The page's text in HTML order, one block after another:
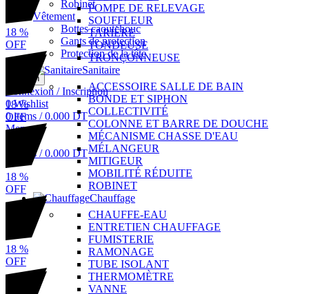
Robinet
Vêtement
Bottes caoutchouc
Gants de protection
Protection de la tête
Search
Connexion / Inscription
0Wishlist
0items / 0.000 DT
Menu
items / 0.000 DT
POMPE DE RELEVAGE
SOUFFLEUR
TARIÈRE
TONDEUSE
TRONÇONNEUSE
Sanitaire
ACCESSOIRE SALLE DE BAIN
BONDE ET SIPHON
COLLECTIVITÉ
COLONNE ET BARRE DE DOUCHE
MÉCANISME CHASSE D'EAU
MÉLANGEUR
MITIGEUR
MOBILITÉ RÉDUITE
ROBINET
Chauffage
CHAUFFE-EAU
ENTRETIEN CHAUFFAGE
FUMISTERIE
RAMONAGE
TUBE ISOLANT
THERMOMÈTRE
VANNE
18 %
OFF
18%
OFF
18 %
OFF
18 %
OFF